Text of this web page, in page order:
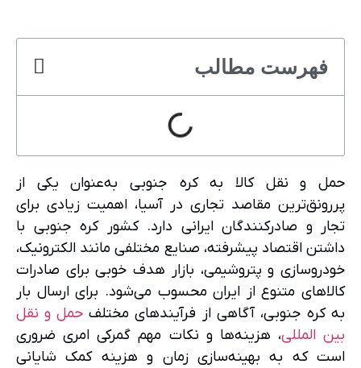
فهرست مطالب
حمل و نقل کالا به کره جنوبی به‌عنوان یکی از
پررونق‌ترین مقاصد تجاری در آسیا، اهمیت زیادی برای
تجار و صادرکنندگان ایرانی دارد. کشور کره جنوبی با
داشتن اقتصاد پیشرفته، صنایع مختلفی مانند الکترونیک،
خودروسازی و پتروشیمی، بازار هدف خوبی برای صادرات
کالاهای متنوع از ایران محسوب می‌شود. برای ارسال بار
به کره جنوبی، آگاهی از فرآیندهای مختلف حمل و نقل
بین المللی، هزینه‌ها و نکات مهم گمرکی امری ضروری
است که به بهینه‌سازی زمان و هزینه کمک شایانی